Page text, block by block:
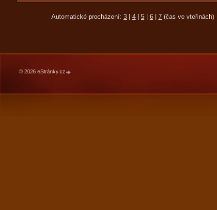
Automatické procházení: 3 4 5 6 7 (čas ve vteřinách)
© 2026 eStránky.cz